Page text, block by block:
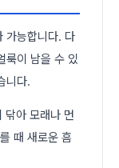
가능합니다. 다
룩이 남을 수 있
니다.
닦아 모래나 먼
때 새로운 흠